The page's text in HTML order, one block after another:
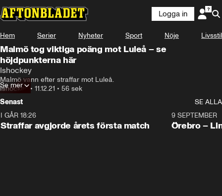
Logga in
Hem Serier Nyheter Sport Nöje Livsstil
Malmö tog viktiga poäng mot Luleå – se
höjdpunkterna här
Ishockey
Malmö vann efter straffar mot Luleå.
Ishockey• 11.12.21 • 56 sek
Se mer
Senast
SE ALLA
I GÅR 18:26
Straffar avgjorde årets första match
Plus
9 SEPTEMBER
Örebro –